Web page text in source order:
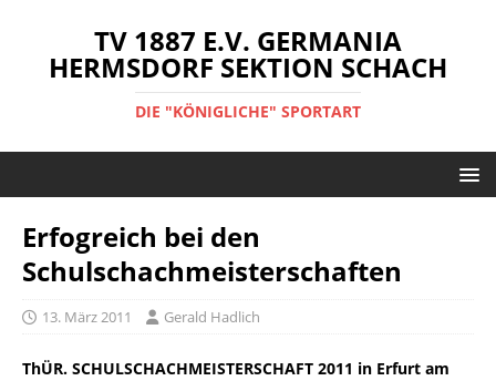
TV 1887 E.V. GERMANIA
HERMSDORF SEKTION SCHACH
DIE "KÖNIGLICHE" SPORTART
Erfogreich bei den
Schulschachmeisterschaften
13. März 2011 Gerald Hadlich
ThÜR. SCHULSCHACHMEISTERSCHAFT 2011 in Erfurt am